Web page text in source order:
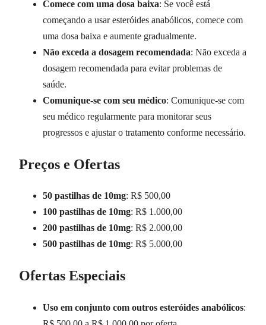
Comece com uma dosa baixa: Se você está
começando a usar esteróides anabólicos, comece com
uma dosa baixa e aumente gradualmente.
Não exceda a dosagem recomendada: Não exceda a
dosagem recomendada para evitar problemas de
saúde.
Comunique-se com seu médico: Comunique-se com
seu médico regularmente para monitorar seus
progressos e ajustar o tratamento conforme necessário.
Preços e Ofertas
50 pastilhas de 10mg: R$ 500,00
100 pastilhas de 10mg: R$ 1.000,00
200 pastilhas de 10mg: R$ 2.000,00
500 pastilhas de 10mg: R$ 5.000,00
Ofertas Especiais
Uso em conjunto com outros esteróides anabólicos: